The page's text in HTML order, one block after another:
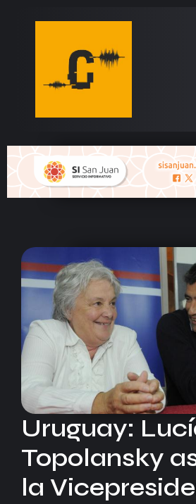
Uruguay:
Topolansky
la